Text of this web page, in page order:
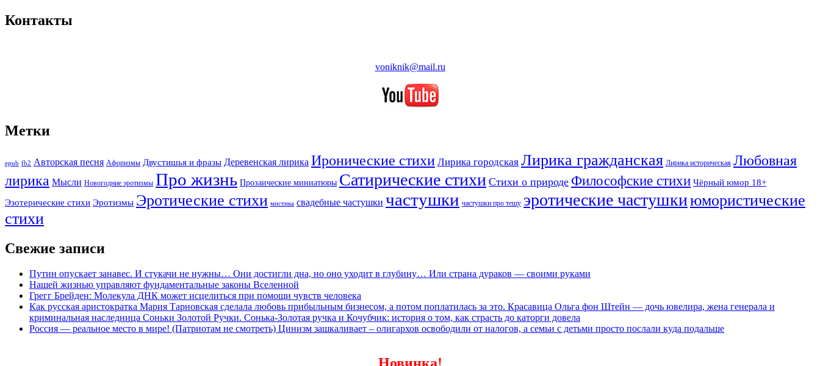
Контакты
voniknik@mail.ru
Метки
epub fb2 Авторская песня Афоризмы Двустишья и фразы Деревенская лирика Иронические стихи Лирика городская Лирика гражданская Лирика историческая Любовная
лирика Мысли Новогодние эротизмы Про жизнь Прозаические миниатюры Сатирические стихи Стихи о природе Философские стихи Чёрный юмор 18+
Эзотерические стихи Эротизмы Эротические стихи мистика свадебные частушки частушки частушки про тещу эротические частушкиюмористические
стихи
Свежие записи
Путин опускает занавес. И стукачи не нужны… Они достигли дна, но оно уходит в глубину… Или страна дураков — своими руками
Нашей жизнью управляют фундаментальные законы Вселенной
Грегг Брейден: Молекула ДНК может исцелиться при помощи чувств человека
Как русская аристократка Мария Тарновская сделала любовь прибыльным бизнесом, а потом поплатилась за это. Красавица Ольга фон Штейн — дочь ювелира, жена генерала и
криминальная наследница Соньки Золотой Ручки. Сонька-Золотая ручка и Кочубчик: история о том, как страсть до каторги довела
Россия — реальное место в мире! (Патриотам не смотреть) Цинизм зашкаливает – олигархов освободили от налогов, а семьи с детьми просто послали куда подальше